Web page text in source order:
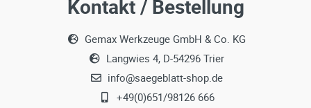
Kontakt / Bestellung
Gemax Werkzeuge GmbH & Co. KG
Langwies 4, D-54296 Trier
info@saegeblatt-shop.de
+49(0)651/98126 666